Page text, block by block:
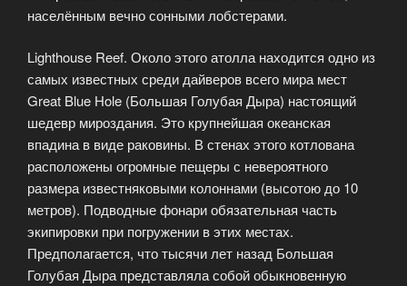
населённым вечно сонными лобстерами.
Lighthouse Reef. Около этого атолла находится одно из
самых известных среди дайверов всего мира мест
Great Blue Hole (Большая Голубая Дыра) настоящий
шедевр мироздания. Это крупнейшая океанская
впадина в виде раковины. В стенах этого котлована
расположены огромные пещеры с невероятного
размера известняковыми колоннами (высотою до 10
метров). Подводные фонари обязательная часть
экипировки при погружении в этих местах.
Предполагается, что тысячи лет назад Большая
Голубая Дыра представляла собой обыкновенную